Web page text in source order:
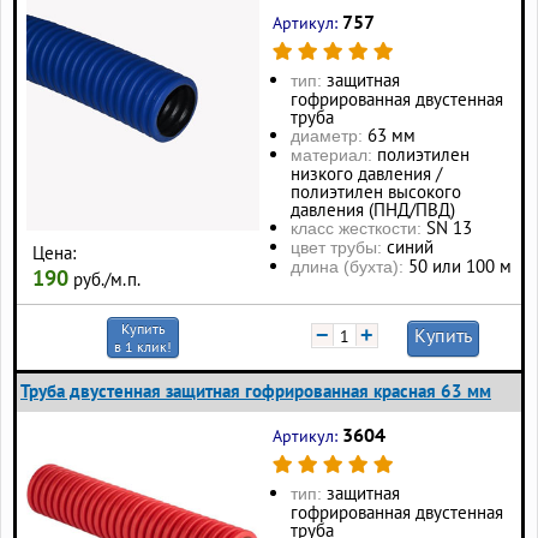
Цена:
190 руб./м.п.
Артикул: 757
тип: защитная
гофрированная двустенная
труба
диаметр: 63 мм
материал: полиэтилен
низкого давления /
полиэтилен высокого
давления (ПНД/ПВД)
класс жесткости: SN 13
цвет трубы: синий
длина (бухта): 50 или 100 м
Купить
в 1 клик!
− + Купить
Труба двустенная защитная гофрированная красная 63 мм
Артикул: 3604
тип: защитная
гофрированная двустенная
труба